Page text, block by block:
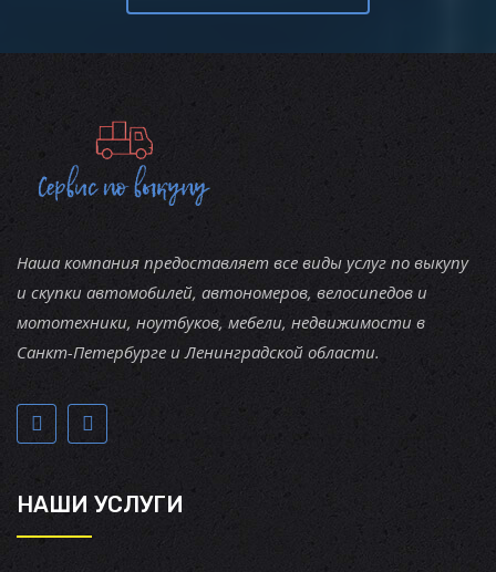
Наша компания предоставляет все виды услуг по выкупу
и скупки автомобилей, автономеров, велосипедов и
мототехники, ноутбуков, мебели, недвижимости в
Санкт-Петербурге и Ленинградской области.
НАШИ УСЛУГИ